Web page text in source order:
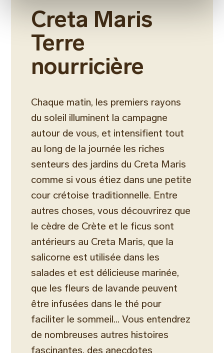
Creta Maris
Terre
nourricière
Chaque matin, les premiers rayons
du soleil illuminent la campagne
autour de vous, et intensifient tout
au long de la journée les riches
senteurs des jardins du Creta Maris
comme si vous étiez dans une petite
cour crétoise traditionnelle. Entre
autres choses, vous découvrirez que
le cèdre de Crète et le ficus sont
antérieurs au Creta Maris, que la
salicorne est utilisée dans les
salades et est délicieuse marinée,
que les fleurs de lavande peuvent
être infusées dans le thé pour
faciliter le sommeil... Vous entendrez
de nombreuses autres histoires
fascinantes, des anecdotes